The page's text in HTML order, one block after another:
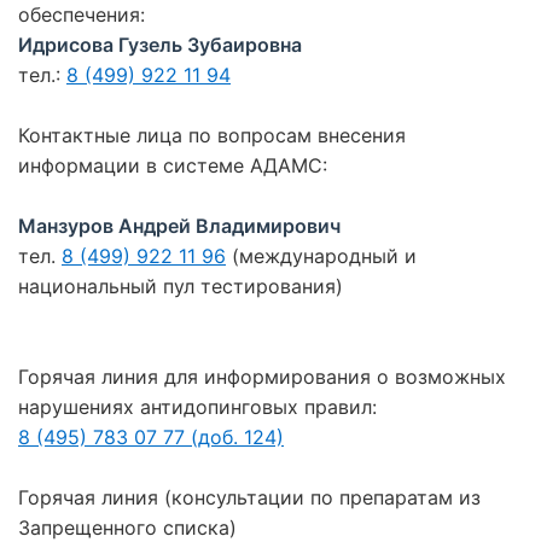
обеспечения:
Идрисова Гузель Зубаировна
тел.: 8 (499) 922 11 94
Контактные лица по вопросам внесения
информации в системе АДАМС:
Манзуров Андрей Владимирович
тел. 8 (499) 922 11 96 (международный и
национальный пул тестирования)
Горячая линия для информирования о возможных
нарушениях антидопинговых правил:
8 (495) 783 07 77 (доб. 124)
Горячая линия (консультации по препаратам из
Запрещенного списка)